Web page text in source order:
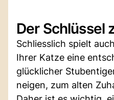
Der Schlüssel
Schliesslich spielt
Ihrer Katze eine
glücklicher
neigen, zum alten